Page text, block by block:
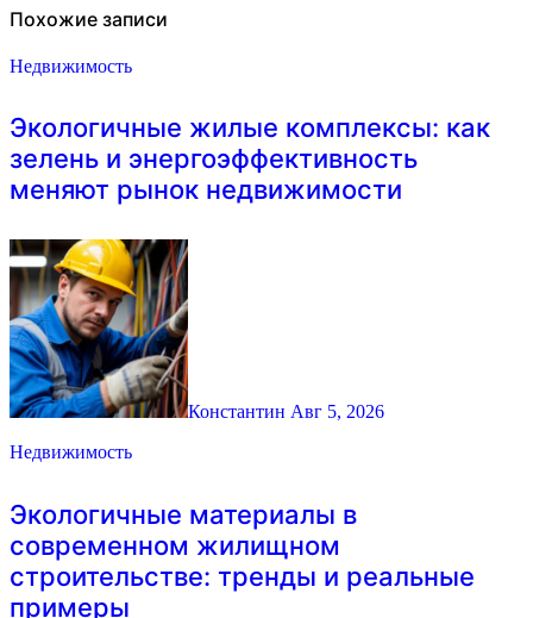
Похожие записи
Недвижимость
Экологичные жилые комплексы: как
зелень и энергоэффективность
меняют рынок недвижимости
Константин Авг 5, 2026
Недвижимость
Экологичные материалы в
современном жилищном
строительстве: тренды и реальные
примеры